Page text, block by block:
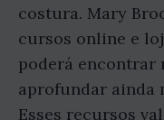
costura. Mary
cursos online e
poderá encontrar
aprofundar ainda
Esses recursos